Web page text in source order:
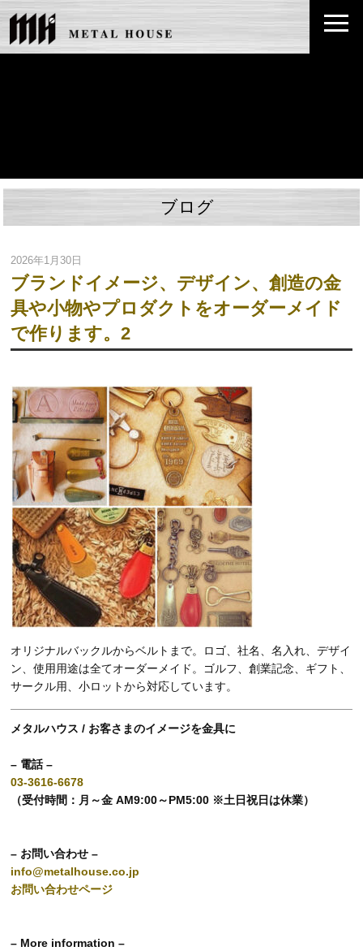
ブログ
2026年1月30日
ブランドイメージ、デザイン、創造の金
具や小物やプロダクトをオーダーメイド
で作ります。2
オリジナルバックルからベルトまで。ロゴ、社名、名入れ、デザイ
ン、使用用途は全てオーダーメイド。ゴルフ、創業記念、ギフト、
サークル用、小ロットから対応しています。
メタルハウス / お客さまのイメージを金具に
– 電話 –
03-3616-6678
（受付時間：月～金 AM9:00～PM5:00 ※土日祝日は休業）
– お問い合わせ –
info@metalhouse.co.jp
お問い合わせページ
– More information –